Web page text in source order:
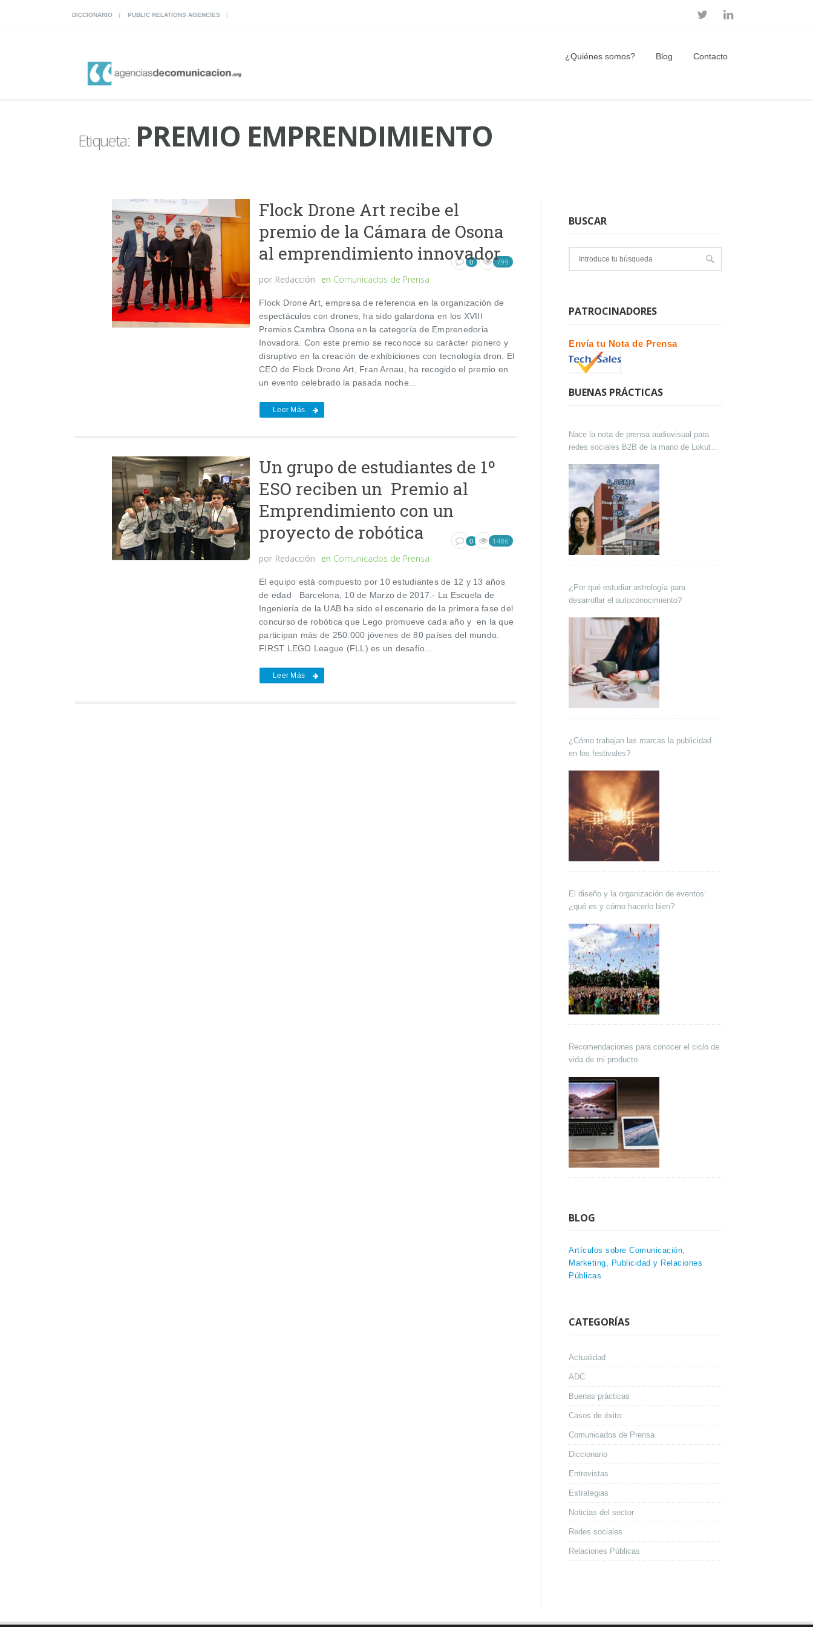
DICCIONARIO PUBLIC RELATIONS AGENCIES
¿Quiénes somos? Blog Contacto
Etiqueta:PREMIO EMPRENDIMIENTO
Flock Drone Art recibe el
premio de la Cámara de Osona
al emprendimiento innovador
por Redacción en Comunicados de Prensa
0 799
Flock Drone Art, empresa de referencia en la organización de
espectáculos con drones, ha sido galardona en los XVIII
Premios Cambra Osona en la categoría de Emprenedoria
Inovadora. Con este premio se reconoce su carácter pionero y
disruptivo en la creación de exhibiciones con tecnología dron. El
CEO de Flock Drone Art, Fran Arnau, ha recogido el premio en
un evento celebrado la pasada noche...
Leer Más
Un grupo de estudiantes de 1º
ESO reciben un Premio al
Emprendimiento con un
proyecto de robótica
por Redacción en Comunicados de Prensa
0 1486
El equipo está compuesto por 10 estudiantes de 12 y 13 años
de edad Barcelona, 10 de Marzo de 2017.- La Escuela de
Ingeniería de la UAB ha sido el escenario de la primera fase del
concurso de robótica que Lego promueve cada año y en la que
participan más de 250.000 jóvenes de 80 países del mundo.
FIRST LEGO League (FLL) es un desafío...
Leer Más
BUSCAR
PATROCINADORES
Envía tu Nota de Prensa
BUENAS PRÁCTICAS
Nace la nota de prensa audiovisual para
redes sociales B2B de la mano de Lokutor
¿Por qué estudiar astrología para
desarrollar el autoconocimiento?
¿Cómo trabajan las marcas la publicidad
en los festivales?
El diseño y la organización de eventos:
¿qué es y cómo hacerlo bien?
Recomendaciones para conocer el ciclo de
vida de mi producto
BLOG
Artículos sobre Comunicación,
Marketing, Publicidad y Relaciones
Públicas
CATEGORÍAS
Actualidad
ADC
Buenas prácticas
Casos de éxito
Comunicados de Prensa
Diccionario
Entrevistas
Estrategias
Noticias del sector
Redes sociales
Relaciones Públicas